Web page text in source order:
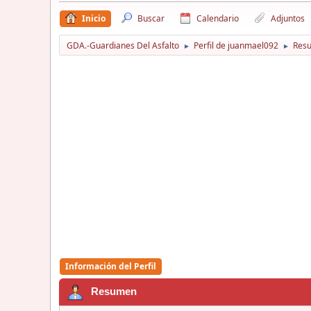
Inicio Buscar Calendario Adjuntos
GDA.-Guardianes Del Asfalto ► Perfil de juanmael092 ►
Información del Perfil
Resumen